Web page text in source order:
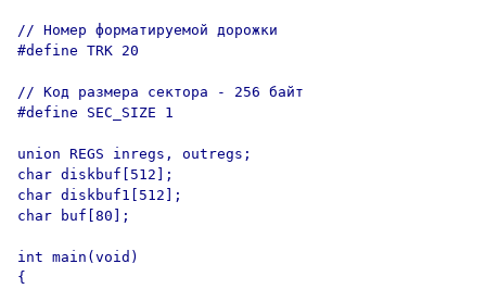
// Номер форматируемой дорожки
#define TRK 20
// Код размера сектора - 256 байт
#define SEC_SIZE 1
union REGS inregs, outregs;
char diskbuf[512];
char diskbuf1[512];
char buf[80];
int main(void)
{